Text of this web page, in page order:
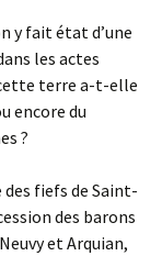
y fait état d’une
les actes
cette terre a-t-elle
encore du
?
fiefs de Saint-
des barons
et Arquian,